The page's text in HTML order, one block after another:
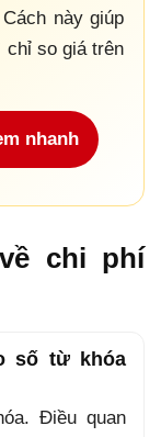
này giúp
so giá trên
nhanh
chi phí
số từ khóa
Điều quan